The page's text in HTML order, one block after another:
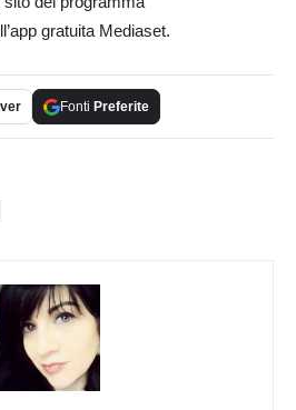
gratuita Mediaset.
Fonti Preferite